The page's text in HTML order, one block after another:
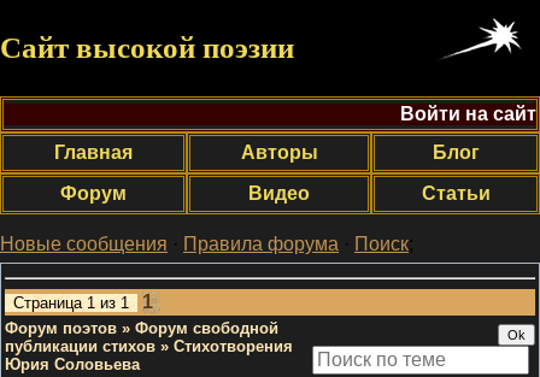
Сайт высокой поэзии
Войти на сайт
Главная
Авторы
Блог
Форум
Видео Статьи
Новые сообщения · Правила форума · Поиск;
Страница 1 из 1 1
Форум поэтов » Форум свободной
публикации стихов » Стихотворения
Юрия Соловьева